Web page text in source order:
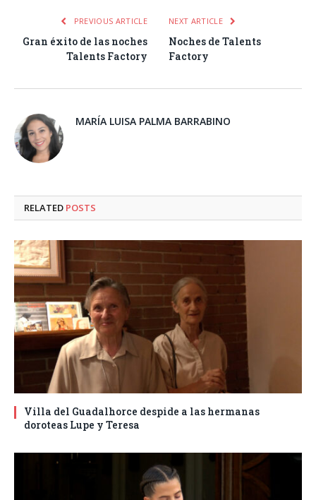
PREVIOUS ARTICLE
Gran éxito de las noches
Talents Factory
NEXT ARTICLE
Noches de Talents
Factory
MARÍA LUISA PALMA BARRABINO
RELATED POSTS
Villa del Guadalhorce despide a las hermanas
doroteas Lupe y Teresa